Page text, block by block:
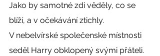
Jako by samotné zdi věděly, co se
blíží, a v očekávání ztichly.
V nebelvírské společenské místnosti
seděl Harry obklopený svými přáteli.